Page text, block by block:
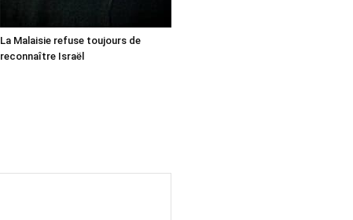
La Malaisie refuse toujours de
reconnaître Israël